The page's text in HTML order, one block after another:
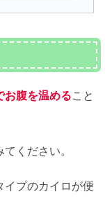
お腹を温めること
ください。
イプのカイロが便